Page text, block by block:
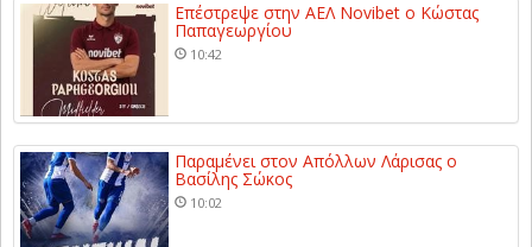
Επέστρεψε στην ΑΕΛ Novibet ο Κώστας
Παπαγεωργίου
10:42
Παραμένει στον Απόλλων Λάρισας ο
Βασίλης Σώκος
10:02